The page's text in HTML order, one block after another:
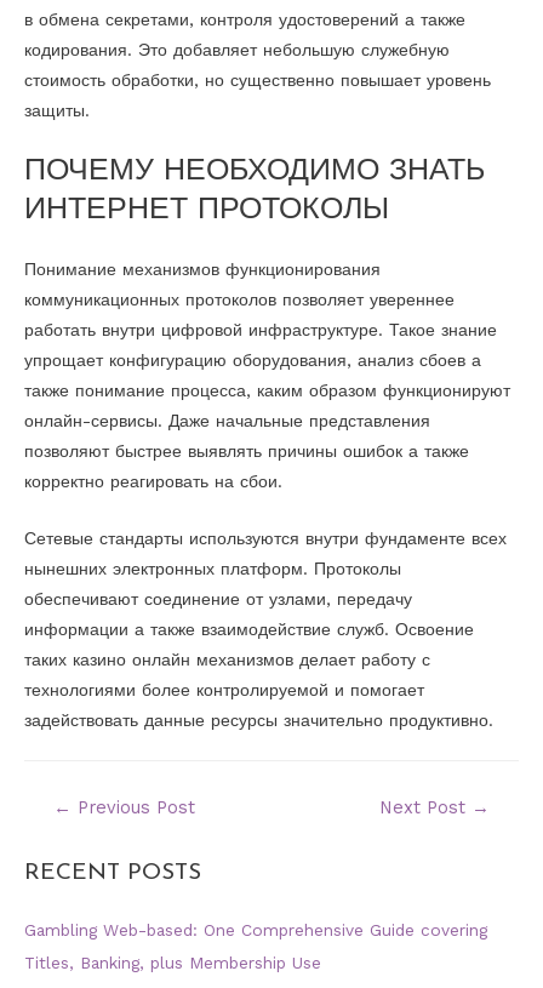
в обмена секретами, контроля удостоверений а также
кодирования. Это добавляет небольшую служебную
стоимость обработки, но существенно повышает уровень
защиты.
ПОЧЕМУ НЕОБХОДИМО ЗНАТЬ
ИНТЕРНЕТ ПРОТОКОЛЫ
Понимание механизмов функционирования
коммуникационных протоколов позволяет увереннее
работать внутри цифровой инфраструктуре. Такое знание
упрощает конфигурацию оборудования, анализ сбоев а
также понимание процесса, каким образом функционируют
онлайн-сервисы. Даже начальные представления
позволяют быстрее выявлять причины ошибок а также
корректно реагировать на сбои.
Сетевые стандарты используются внутри фундаменте всех
нынешних электронных платформ. Протоколы
обеспечивают соединение от узлами, передачу
информации а также взаимодействие служб. Освоение
таких казино онлайн механизмов делает работу с
технологиями более контролируемой и помогает
задействовать данные ресурсы значительно продуктивно.
← Previous Post Next Post →
RECENT POSTS
Gambling Web-based: One Comprehensive Guide covering
Titles, Banking, plus Membership Use